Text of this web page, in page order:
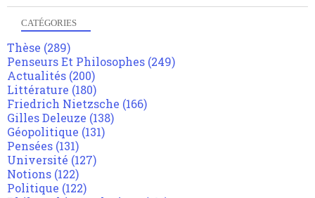
CATÉGORIES
Thèse (289)
Penseurs Et Philosophes (249)
Actualités (200)
Littérature (180)
Friedrich Nietzsche (166)
Gilles Deleuze (138)
Géopolitique (131)
Pensées (131)
Université (127)
Notions (122)
Politique (122)